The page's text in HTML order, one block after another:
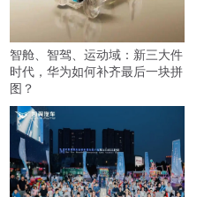
智舱、智驾、运动域：新三大件
时代，华为如何补齐最后一块拼
图？